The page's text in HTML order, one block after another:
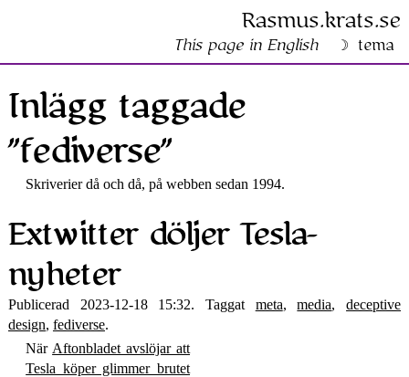
Rasmus​.krats​.se
This page in English tema
Inlägg taggade
”fediverse”
Skriverier då och då, på webben sedan 1994.
Extwitter döljer Tesla­
nyheter
Publicerad 2023-12-18 15:32. Taggat meta,media,deceptive
design, fediverse.
När Aftonbladet avslöjar att
Tesla köper glimmer brutet